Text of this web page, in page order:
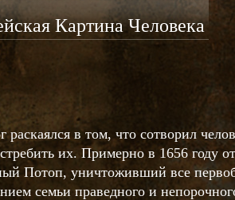
Картина Человека
раскаялся в том, что сотворил
их. Примерно в 1656 году
Потоп, уничтоживший все
семьи праведного и